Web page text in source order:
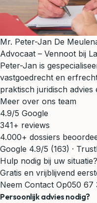
Mr. Peter-Jan De
Advocaat – Vennoot bij
Peter-Jan is
vastgoedrecht en
praktisch juridisch
Meer over ons team
4.9/5 Google
341+ reviews
4.000+ dossiers
Google 4.9/5 (163) ·
Hulp nodig bij uw situatie?
Gratis en vrijblijvend
Neem Contact Op050 67
Persoonlijk advies nodig?